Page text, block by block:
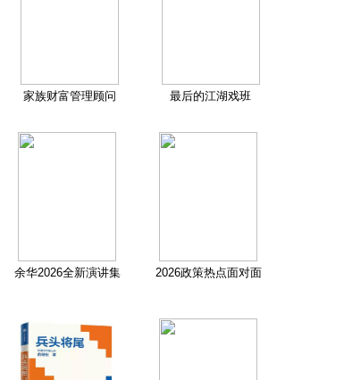
家族财富管理顾问 最后的江湖戏班
余华2026全新演讲集 2026政策热点面对面